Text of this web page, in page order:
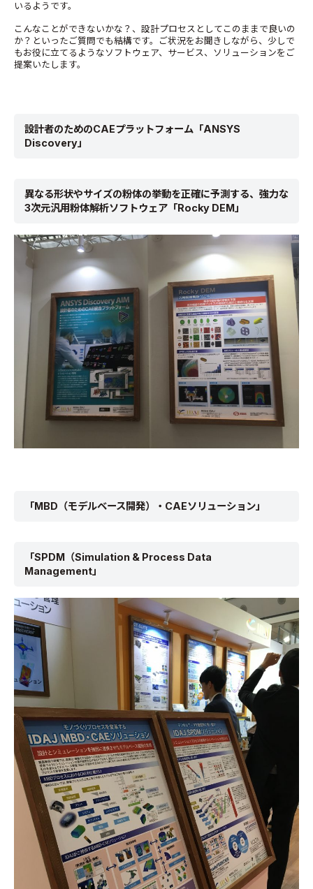
いるようです。
こんなことができないかな？、設計プロセスとしてこのままで良いの
か？といったご質問でも結構です。ご状況をお聞きしながら、少しで
もお役に立てるようなソフトウェア、サービス、ソリューションをご
提案いたします。
設計者のためのCAEプラットフォーム「ANSYS
Discovery」
異なる形状やサイズの粉体の挙動を正確に予測する、強力な
3次元汎用粉体解析ソフトウェア「Rocky DEM」
「MBD（モデルベース開発）・CAEソリューション」
「SPDM（Simulation & Process Data
Management」